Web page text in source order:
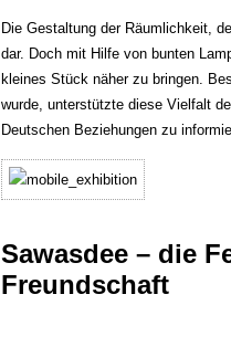
Die Gestaltung der Räumlichkeit,
dar. Doch mit Hilfe von bunten
kleines Stück näher zu bringen.
wurde, unterstützte diese Vielfalt
Deutschen Beziehungen zu
Sawasdee – die
Freundschaft